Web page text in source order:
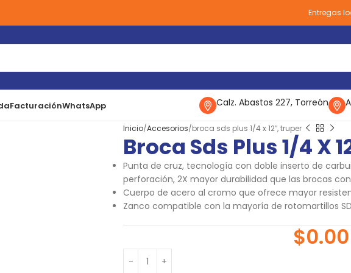
Entregas
FacturaciónWhatsApp Calz. Abastos 227, Torreón
Inicio Accesorios broca sds plus 1/4 x 12″, truper
Broca Sds Plus 1/4 X
Punta de cruz, tecnología con doble inserto de
perforación, 2X mayor durabilidad que las brocas
Cuerpo de acero al cromo que ofrece mayor
Zanco compatible con la mayoría de rotomartillos
$0.00